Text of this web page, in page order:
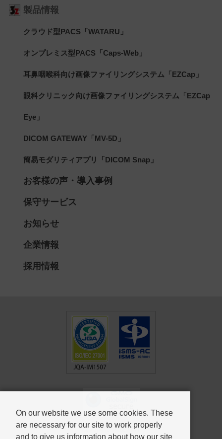
製品情報
クラウド型PACS「WATARU」
オンプレミス型PACS「Caps-Web」
耳鼻咽喉科向け画像ファイリングシステム「EZCap」
眼科クリニック向け画像ファイリングシステム「EZCap
Eye」
DICOM GATEWAY「MV-5D」
簡易モダリティアプリ「DICOM Snap」
お客様の声・導入事例
保守サービス
お知らせ
企業情報
採用情報
個人情報保護方針
On our website we use some cookies. These
are necessary for our site to work properly
and to give us information about how our site